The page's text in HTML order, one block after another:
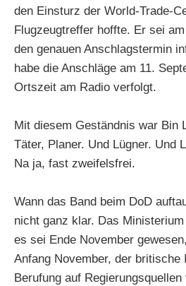
den Einsturz der World-Trade-
Flugzeugtreffer hoffte. Er sei
den genauen Anschlagstermin
habe die Anschläge am 11.
Ortszeit am Radio verfolgt.
Mit diesem Geständnis war Bin
Täter, Planer. Und Lügner. Und
Na ja, fast zweifelsfrei.
Wann das Band beim DoD
nicht ganz klar. Das
es sei Ende November
Anfang November, der britische
Berufung auf